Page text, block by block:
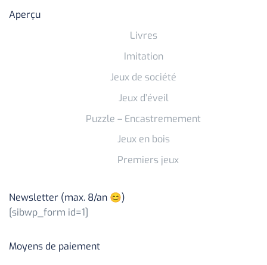
Aperçu
Livres
Imitation
Jeux de société
Jeux d’éveil
Puzzle – Encastremement
Jeux en bois
Premiers jeux
Newsletter (max. 8/an 😊)
[sibwp_form id=1]
Moyens de paiement